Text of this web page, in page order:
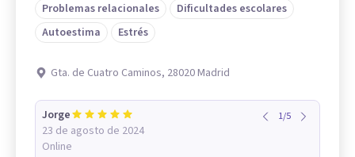
Problemas relacionales
Dificultades escolares
Autoestima
Estrés
Gta. de Cuatro Caminos, 28020 Madrid
Jorge
23 de agosto de 2024
Online
1/5